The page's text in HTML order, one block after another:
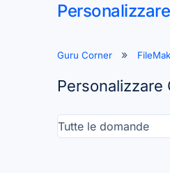
Guru Corner
Personalizzare